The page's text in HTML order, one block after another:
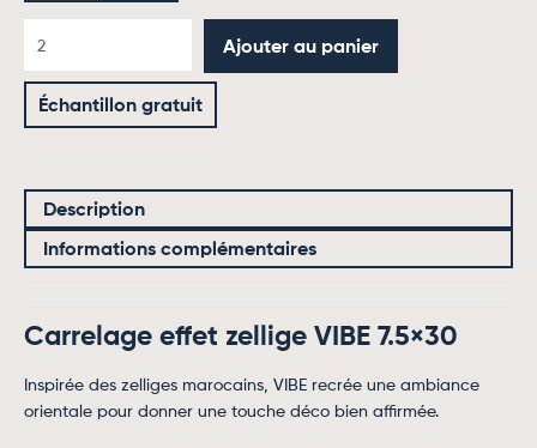
Ajouter au panier
Échantillon gratuit
Description
Informations complémentaires
Carrelage effet zellige VIBE 7.5×30
Inspirée des zelliges marocains, VIBE recrée une ambiance
orientale pour donner une touche déco bien affirmée.